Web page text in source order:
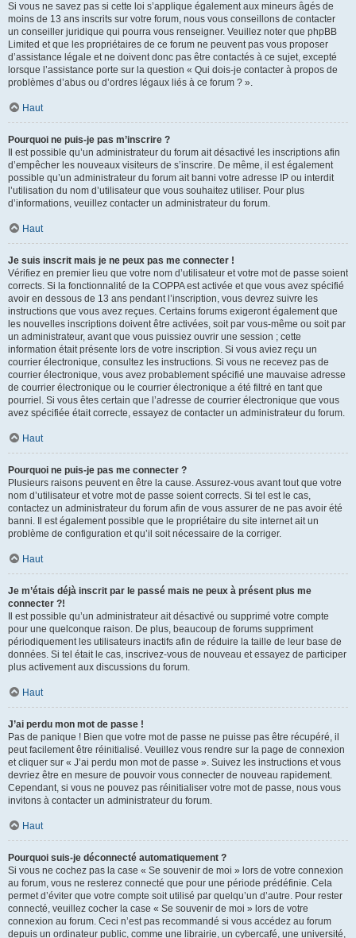
Si vous ne savez pas si cette loi s’applique également aux mineurs âgés de
moins de 13 ans inscrits sur votre forum, nous vous conseillons de contacter
un conseiller juridique qui pourra vous renseigner. Veuillez noter que phpBB
Limited et que les propriétaires de ce forum ne peuvent pas vous proposer
d’assistance légale et ne doivent donc pas être contactés à ce sujet, excepté
lorsque l’assistance porte sur la question « Qui dois-je contacter à propos de
problèmes d’abus ou d’ordres légaux liés à ce forum ? ».
Haut
Pourquoi ne puis-je pas m’inscrire ?
Il est possible qu’un administrateur du forum ait désactivé les inscriptions afin
d’empêcher les nouveaux visiteurs de s’inscrire. De même, il est également
possible qu’un administrateur du forum ait banni votre adresse IP ou interdit
l’utilisation du nom d’utilisateur que vous souhaitez utiliser. Pour plus
d’informations, veuillez contacter un administrateur du forum.
Haut
Je suis inscrit mais je ne peux pas me connecter !
Vérifiez en premier lieu que votre nom d’utilisateur et votre mot de passe soient
corrects. Si la fonctionnalité de la COPPA est activée et que vous avez spécifié
avoir en dessous de 13 ans pendant l’inscription, vous devrez suivre les
instructions que vous avez reçues. Certains forums exigeront également que
les nouvelles inscriptions doivent être activées, soit par vous-même ou soit par
un administrateur, avant que vous puissiez ouvrir une session ; cette
information était présente lors de votre inscription. Si vous aviez reçu un
courrier électronique, consultez les instructions. Si vous ne recevez pas de
courrier électronique, vous avez probablement spécifié une mauvaise adresse
de courrier électronique ou le courrier électronique a été filtré en tant que
pourriel. Si vous êtes certain que l’adresse de courrier électronique que vous
avez spécifiée était correcte, essayez de contacter un administrateur du forum.
Haut
Pourquoi ne puis-je pas me connecter ?
Plusieurs raisons peuvent en être la cause. Assurez-vous avant tout que votre
nom d’utilisateur et votre mot de passe soient corrects. Si tel est le cas,
contactez un administrateur du forum afin de vous assurer de ne pas avoir été
banni. Il est également possible que le propriétaire du site internet ait un
problème de configuration et qu’il soit nécessaire de la corriger.
Haut
Je m’étais déjà inscrit par le passé mais ne peux à présent plus me
connecter ?!
Il est possible qu’un administrateur ait désactivé ou supprimé votre compte
pour une quelconque raison. De plus, beaucoup de forums suppriment
périodiquement les utilisateurs inactifs afin de réduire la taille de leur base de
données. Si tel était le cas, inscrivez-vous de nouveau et essayez de participer
plus activement aux discussions du forum.
Haut
J’ai perdu mon mot de passe !
Pas de panique ! Bien que votre mot de passe ne puisse pas être récupéré, il
peut facilement être réinitialisé. Veuillez vous rendre sur la page de connexion
et cliquer sur « J’ai perdu mon mot de passe ». Suivez les instructions et vous
devriez être en mesure de pouvoir vous connecter de nouveau rapidement.
Cependant, si vous ne pouvez pas réinitialiser votre mot de passe, nous vous
invitons à contacter un administrateur du forum.
Haut
Pourquoi suis-je déconnecté automatiquement ?
Si vous ne cochez pas la case « Se souvenir de moi » lors de votre connexion
au forum, vous ne resterez connecté que pour une période prédéfinie. Cela
permet d’éviter que votre compte soit utilisé par quelqu’un d’autre. Pour rester
connecté, veuillez cocher la case « Se souvenir de moi » lors de votre
connexion au forum. Ceci n’est pas recommandé si vous accédez au forum
depuis un ordinateur public, comme une librairie, un cybercafé, une université,